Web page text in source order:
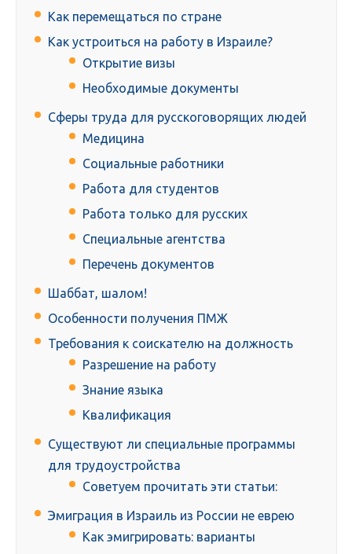
Как перемещаться по стране
Как устроиться на работу в Израиле?
Открытие визы
Необходимые документы
Сферы труда для русскоговорящих людей
Медицина
Социальные работники
Работа для студентов
Работа только для русских
Специальные агентства
Перечень документов
Шаббат, шалом!
Особенности получения ПМЖ
Требования к соискателю на должность
Разрешение на работу
Знание языка
Квалификация
Существуют ли специальные программы
для трудоустройства
Советуем прочитать эти статьи:
Эмиграция в Израиль из России не еврею
Как эмигрировать: варианты